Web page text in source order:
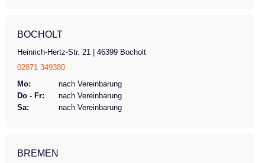
BOCHOLT
Heinrich-Hertz-Str. 21 | 46399 Bocholt
02871 349380
Mo:
nach Vereinbarung
Do - Fr:
nach Vereinbarung
Sa:
nach Vereinbarung
BREMEN